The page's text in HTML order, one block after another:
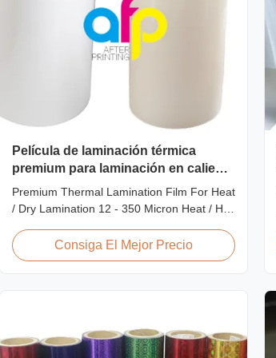
Película de laminación térmica
premium para laminación en caliente
/ en seco de 12 a 350 micrones
Premium Thermal Lamination Film For Heat
/ Dry Lamination 12 - 350 Micron Heat / Hot
Roll Thermal Lamination Film BOPP
Thermal Lamination Film Technical
Consiga El Mejor Precio